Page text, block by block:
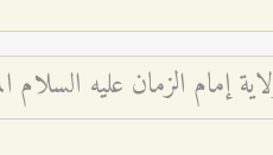
الزمان عليه السلام